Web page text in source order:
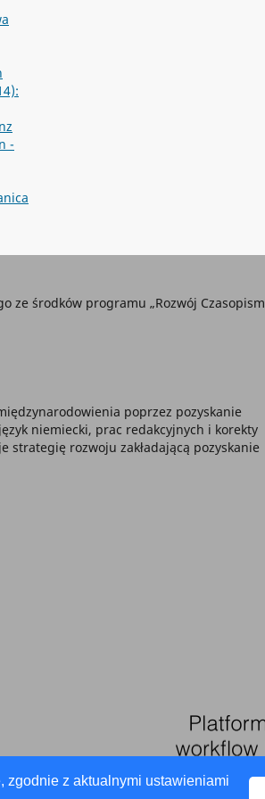
zgodnie z aktualnymi ustawieniami
-
ze środków programu „Rozwój Czasopism
poprzez pozyskanie
niemiecki, prac redakcyjnych i korekty
strategię rozwoju zakładającą pozyskanie